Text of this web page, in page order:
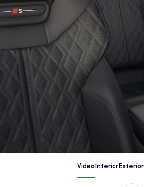
Video InteriorExterior